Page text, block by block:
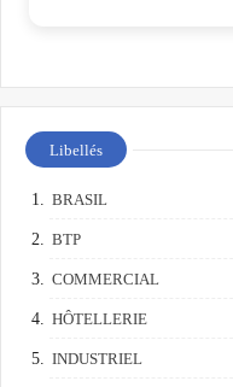
Libellés
BRASIL
BTP
COMMERCIAL
HÔTELLERIE
INDUSTRIEL